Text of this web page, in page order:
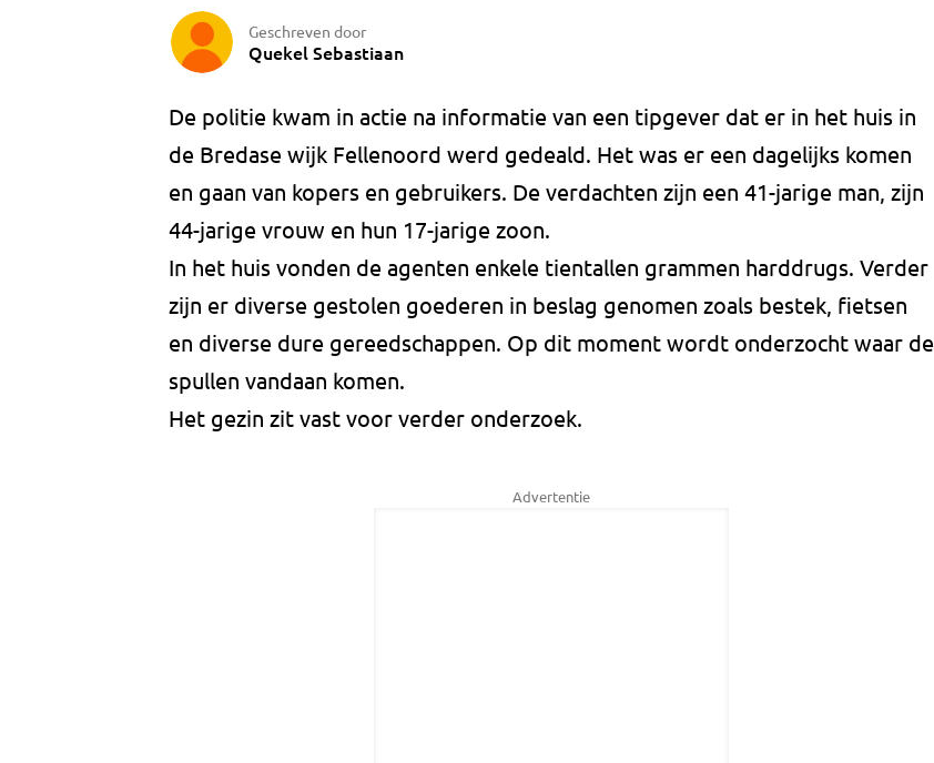
Geschreven door
Quekel Sebastiaan
De politie kwam in actie na informatie van een tipgever dat er in het huis in
de Bredase wijk Fellenoord werd gedeald. Het was er een dagelijks komen
en gaan van kopers en gebruikers. De verdachten zijn een 41-jarige man, zijn
44-jarige vrouw en hun 17-jarige zoon.
In het huis vonden de agenten enkele tientallen grammen harddrugs. Verder
zijn er diverse gestolen goederen in beslag genomen zoals bestek, fietsen
en diverse dure gereedschappen. Op dit moment wordt onderzocht waar de
spullen vandaan komen.
Het gezin zit vast voor verder onderzoek.
Advertentie